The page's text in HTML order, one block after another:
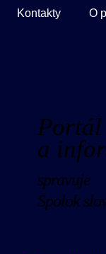
Portál
a
spravuje
Spolok
Kontakty O